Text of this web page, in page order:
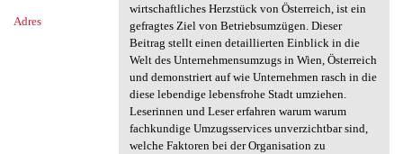
Adres
wirtschaftliches Herzstück von Österreich, ist ein
gefragtes Ziel von Betriebsumzügen. Dieser
Beitrag stellt einen detaillierten Einblick in die
Welt des Unternehmensumzugs in Wien, Österreich
und demonstriert auf wie Unternehmen rasch in die
diese lebendige lebensfrohe Stadt umziehen.
Leserinnen und Leser erfahren warum warum
fachkundige Umzugsservices unverzichtbar sind,
welche Faktoren bei der Organisation zu